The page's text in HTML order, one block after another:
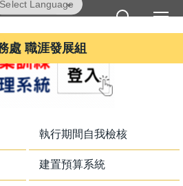
處 職涯發展組
Translate
執行期間自我檢核
建置預算系統